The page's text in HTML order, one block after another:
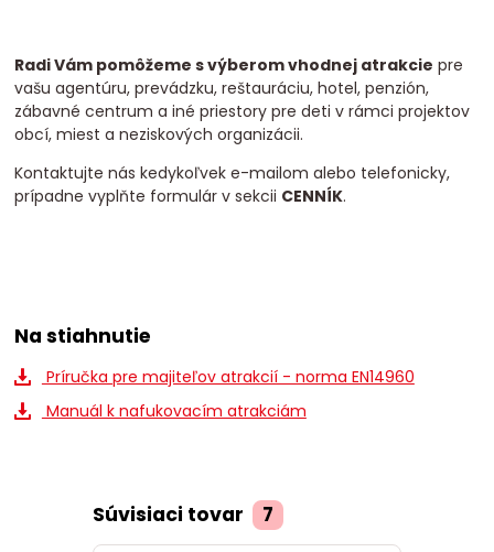
Radi Vám pomôžeme s výberom vhodnej atrakcie pre
vašu agentúru, prevádzku, reštauráciu, hotel, penzión,
zábavné centrum a iné priestory pre deti v rámci projektov
obcí, miest a neziskových organizácii.
Kontaktujte nás kedykoľvek e-mailom alebo telefonicky,
prípadne vyplňte formulár v sekcii CENNÍK.
Na stiahnutie
Príručka pre majiteľov atrakcií - norma EN14960
Manuál k nafukovacím atrakciám
Súvisiaci tovar 7